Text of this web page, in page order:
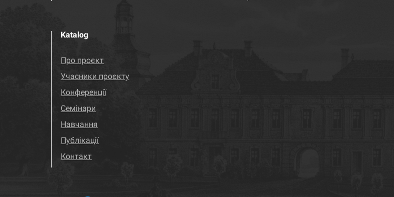
Katalog
Про проєкт
Учасники проєкту
Конференції
Семінари
Навчання
Публікації
Контакт